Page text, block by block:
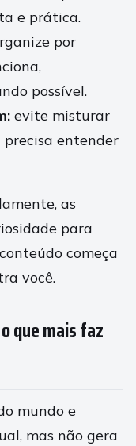
e prática.
por
possível.
evite misturar
precisa entender
as
para
começa
você.
que mais faz
mundo e
mas não gera